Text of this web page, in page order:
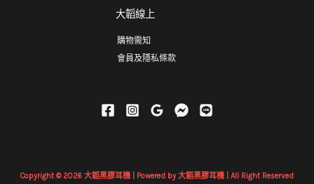
大韜線上
購物需知
會員及隱私條款
Copyright © 2026 大韜黑膠耳機 | Powered by 大韜黑膠耳機 | All Right Reserved